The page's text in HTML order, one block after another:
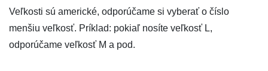
Veľkosti sú americké, odporúčame si vyberať o číslo
menšiu veľkosť. Príklad: pokiaľ nosíte veľkosť L,
odporúčame veľkosť M a pod.